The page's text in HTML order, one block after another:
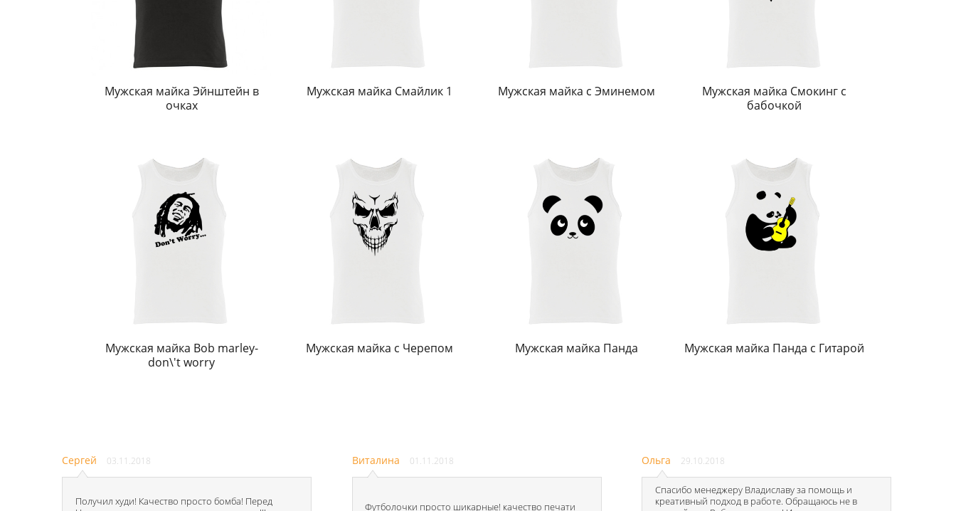
Мужская майка Эйнштейн в
очках
Мужская майка Смайлик 1 Мужская майка с Эминемом
Мужская майка Смокинг с
бабочкой
Мужская майка Bob marley-
don\'t worry
Мужская майка с Черепом Мужская майка Панда Мужская майка Панда с Гитарой
Сергей 03.11.2018
Получил худи! Качество просто бомба! Перед
Виталина 01.11.2018
Футболочки просто шикарные! качество печати
Ольга 29.10.2018
Спасибо менеджеру Владиславу за помощь и
креативный подход в работе. Обращаюсь не в